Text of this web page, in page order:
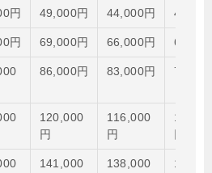
円 49,000円 44,000円
円 69,000円 66,000円
86,000円 83,000円
120,000
円
116,000
円
141,000
138,000